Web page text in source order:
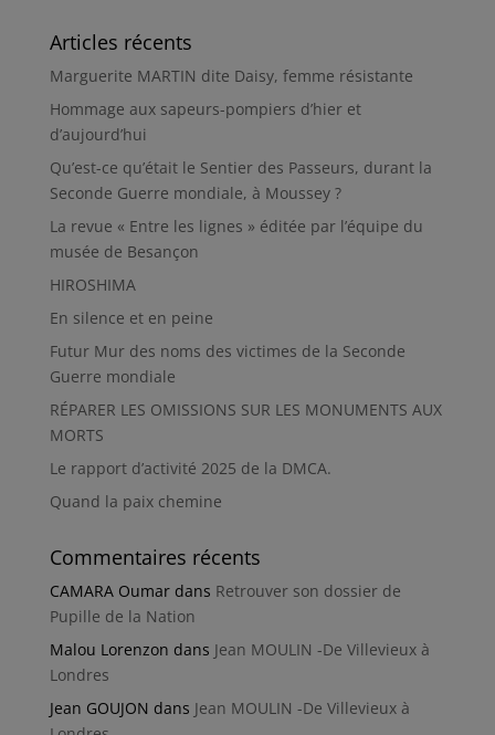
Articles récents
Marguerite MARTIN dite Daisy, femme résistante
Hommage aux sapeurs-pompiers d’hier et
d’aujourd’hui
Qu’est-ce qu’était le Sentier des Passeurs, durant la
Seconde Guerre mondiale, à Moussey ?
La revue « Entre les lignes » éditée par l’équipe du
musée de Besançon
HIROSHIMA
En silence et en peine
Futur Mur des noms des victimes de la Seconde
Guerre mondiale
RÉPARER LES OMISSIONS SUR LES MONUMENTS AUX
MORTS
Le rapport d’activité 2025 de la DMCA.
Quand la paix chemine
Commentaires récents
CAMARA Oumardans Retrouver son dossier de
Pupille de la Nation
Malou Lorenzon dans Jean MOULIN -De Villevieux à
Londres
Jean GOUJON dans Jean MOULIN -De Villevieux à